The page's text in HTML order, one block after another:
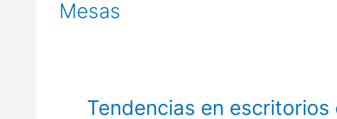
Mesas
Tendencias en escritorios